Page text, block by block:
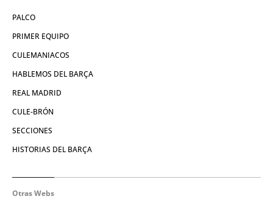
PALCO
PRIMER EQUIPO
CULEMANIACOS
HABLEMOS DEL BARÇA
REAL MADRID
CULE-BRÓN
SECCIONES
HISTORIAS DEL BARÇA
Otras Webs